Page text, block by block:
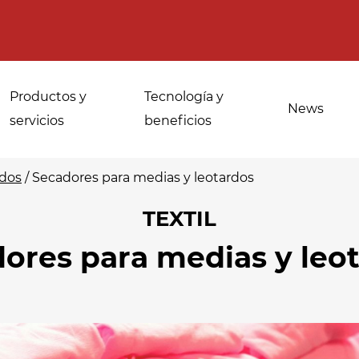
Productos y
servicios
panaderías
descongelacion
especias, hierbas
Desinfección del
Tecnología y
beneficios
News
/ Secadores para medias y leotardos
TEXTIL
para medias y